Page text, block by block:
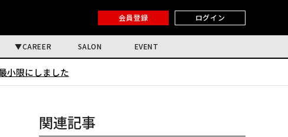
会員登録 ログイン
CAREER SALON EVENT
小限にしました
関連記事